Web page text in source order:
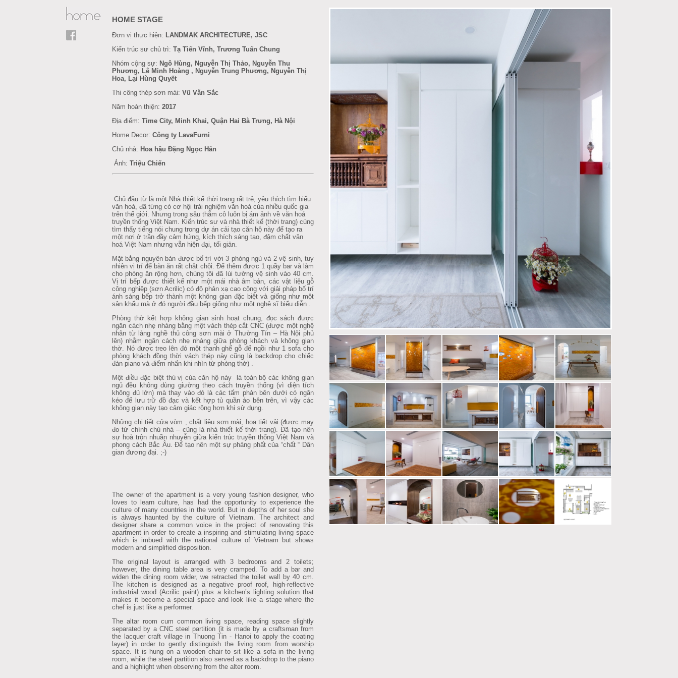
HOME STAGE
Đơn vị thực hiện: LANDMAK ARCHITECTURE, JSC
Kiến trúc sư chủ trì: Tạ Tiến Vĩnh, Trương Tuấn Chung
Nhóm cộng sự: Ngô Hùng, Nguyễn Thị Thảo, Nguyễn Thu
Phương, Lê Minh Hoàng , Nguyễn Trung Phương, Nguyễn Thị
Hoa, Lại Hùng Quyết
Thi công thép sơn mài: Vũ Văn Sắc
Năm hoàn thiện: 2017
Địa điểm: Time City, Minh Khai, Quận Hai Bà Trưng, Hà Nội
Home Decor: Công ty LavaFurni
Chủ nhà: Hoa hậu Đặng Ngọc Hân
Ảnh: Triệu Chiến
Chủ đầu từ là một Nhà thiết kế thời trang rất trẻ, yêu thích tìm hiểu
văn hoá, đã từng có cơ hội trải nghiệm văn hoá của nhiều quốc gia
trên thế giới. Nhưng trong sâu thẳm cô luôn bị ám ảnh về văn hoá
truyền thống Việt Nam. Kiến trúc sư và nhà thiết kế (thời trang) cùng
tìm thấy tiếng nói chung trong dự án cải tạo căn hộ này để tạo ra
một nơi ở trần đầy cảm hứng, kích thích sáng tạo, đậm chất văn
hoá Việt Nam nhưng vẫn hiện đại, tối giản.
Mặt bằng nguyên bản được bố trí với 3 phòng ngủ và 2 vệ sinh, tuy
nhiên vị trí để bàn ăn rất chật chội. Để thêm được 1 quầy bar và làm
cho phòng ăn rộng hơn, chúng tôi đã lùi tường vệ sinh vào 40 cm.
Vị trí bếp được thiết kế như một mái nhà âm bản, các vật liệu gỗ
công nghiệp (sơn Acrilic) có độ phản xạ cao cộng với giải pháp bố trí
ánh sáng bếp trở thành một không gian đặc biệt và giống như một
sân khấu mà ở đó người đầu bếp giống như một nghệ sĩ biểu diễn .
Phòng thờ kết hợp không gian sinh hoạt chung, đọc sách được
ngăn cách nhẹ nhàng bằng một vách thép cắt CNC (được một nghệ
nhân từ làng nghề thủ công sơn mài ở Thường Tín – Hà Nội phủ
lên) nhằm ngăn cách nhẹ nhàng giữa phòng khách và không gian
thờ. Nó được treo lên đó một thanh ghế gỗ để ngồi như 1 sofa cho
phòng khách đồng thời vách thép này cũng là backdrop cho chiếc
đàn piano và điểm nhấn khi nhìn từ phòng thờ) .
Một điều đặc biệt thú vị của căn hộ này là toàn bộ các không gian
ngủ đều không dùng giường theo cách truyền thống (vì diện tích
không đủ lớn) mà thay vào đó là các tấm phản bên dưới có ngăn
kéo để lưu trữ đồ đạc và kết hợp tủ quần áo bên trên, vì vậy các
không gian này tạo cảm giác rộng hơn khi sử dụng.
Những chi tiết cửa vòm , chất liệu sơn mài, hoạ tiết vải (được may
đo từ chính chủ nhà – cũng là nhà thiết kế thời trang). Đã tạo nên
sự hoà trộn nhuần nhuyễn giữa kiến trúc truyền thống Việt Nam và
phong cách Bắc Âu. Để tạo nên một sự phảng phất của “chất “ Dân
gian đương đại. ;-)
The owner of the apartment is a very young fashion designer, who
loves to learn culture, has had the opportunity to experience the
culture of many countries in the world. But in depths of her soul she
is always haunted by the culture of Vietnam. The architect and
designer share a common voice in the project of renovating this
apartment in order to create a inspiring and stimulating living space
which is imbued with the national culture of Vietnam but shows
modern and simplified disposition.
The original layout is arranged with 3 bedrooms and 2 toilets;
however, the dining table area is very cramped. To add a bar and
widen the dining room wider, we retracted the toilet wall by 40 cm.
The kitchen is designed as a negative proof roof, high-reflective
industrial wood (Acrilic paint) plus a kitchen’s lighting solution that
makes it become a special space and look like a stage where the
chef is just like a performer.
The altar room cum common living space, reading space slightly
separated by a CNC steel partition (it is made by a craftsman from
the lacquer craft village in Thuong Tin - Hanoi to apply the coating
layer) in order to gently distinguish the living room from worship
space. It is hung on a wooden chair to sit like a sofa in the living
room, while the steel partition also served as a backdrop to the piano
and a highlight when observing from the alter room.